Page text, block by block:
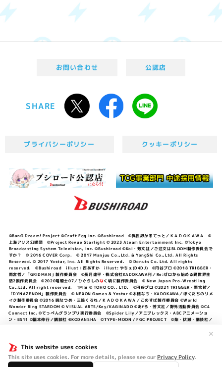
This website uses cookies
This site uses cookies. For more details, please see our Privacy Policy.
✕
お問い合わせ 公認店
SHARE
プライバシーポリシー クッキーポリシー
©BanG Dream! Project ©Craft Egg Inc. ©Bushiroad ©異世界かるてっと／ＫＡＤＯＫＡＷＡ ©
上海アリス幻樂団 ©Project Revue Starlight © 2023 Ateam Entertainment Inc. ©Tokyo
Broadcasting System Television, Inc. ©Bushiroad ©Koi・芳文社／ご注文はBLOOM製作委員会で
すか？ © 2016 COVER Corp. © 2017 Manjuu Co.,Ltd. & YongShi Co.,Ltd. All Rights
Reserved. © 2017 Yostar, Inc. All Rights Reserved. © Donuts Co. Ltd. All rights
reserved. ©Bushiroad illust：西あすか illust: やちぇ(D4DJ) ©円谷プロ ©2018 TRIGGER・
雨宮哲／「GRIDMAN」製作委員会 ©長月達平・株式会社KADOKAWA刊／Re:ゼロから始める異世界生
活2製作委員会 ©2020竜騎士07／ひぐらしのなく頃に製作委員会 © New Japan Pro-Wrestling
Co.,Ltd. All right reserved. TM & © TOHO CO., LTD. ©円谷プロ ©2021 TRIGGER・雨宮哲／
「DYNAZENON」製作委員会 © NEXON Games & Yostar ©木緒なち・KADOKAWA／ぼくたちのリメ
イク製作委員会 ©2016 暁なつめ・三嶋くろね／ＫＡＤＯＫＡＷＡ／このすば製作委員会 ©World
Wonder Ring STARDOM © VISUAL ARTS/Key/KAGINADO ©あfろ・芳文社／野外活動委員会 ©C4
Connect Inc. ©てっぺんグランプリ実行委員会 ©Spider Lily／アニプレックス・ABCアニメーショ
ン・BS11 ©福本伸行／講談社 ®KODANSHA ©TYPE-MOON / FGC PROJECT ©柴・伏瀬・講談社／
©中村力斗・野澤ゆき子／集英社・君のことが大大大大大好きな製作委員会 ©IIS-P／ぽんのみち製作委
員会 ©円谷プロ ©2023 TRIGGER・雨宮哲／「劇場版グリッドマンユニバース」製作委員会 © NEXON
Games／アビドス商店街 ©プロジェクトラブライブ！蓮ノ空女学院スクールアイドルクラブ ©「勇気爆
発バーンブレイバーン」製作委員会